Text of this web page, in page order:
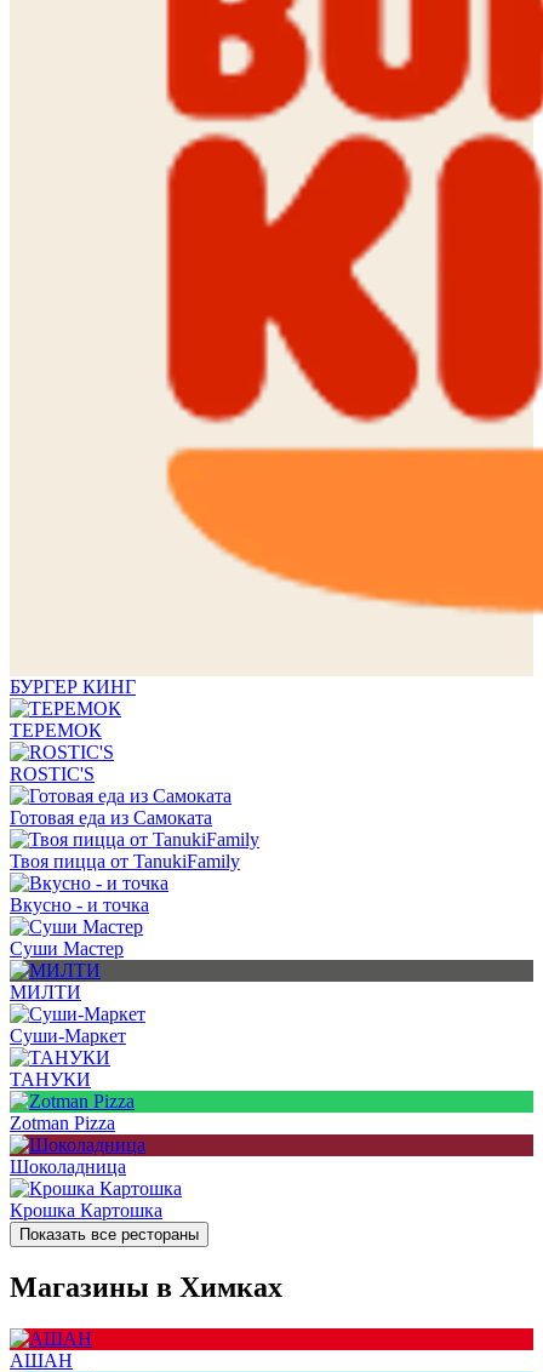
БУРГЕР КИНГ
ТЕРЕМОК
ROSTIC'S
Готовая еда из Самоката
Твоя пицца от TanukiFamily
Вкусно - и точка
Суши Мастер
МИЛТИ
Суши-Маркет
ТАНУКИ
Zotman Pizza
Шоколадница
Крошка Картошка
Показать все рестораны
Магазины в Химках
АШАН